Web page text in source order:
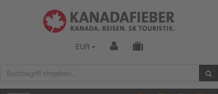
EUR